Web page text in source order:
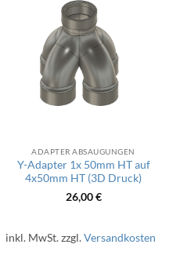
ADAPTER ABSAUGUNGEN
Y-Adapter 1x 50mm HT auf
4x50mm HT (3D Druck)
26,00€
inkl. MwSt.zzgl.Versandkosten